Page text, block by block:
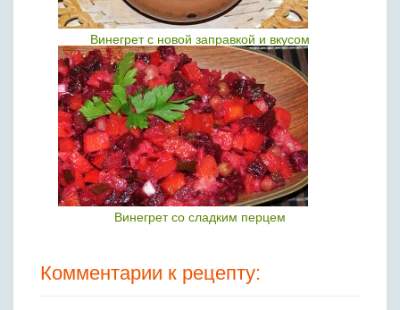
Винегрет с новой заправкой и вкусом
Винегрет со сладким перцем
Комментарии к рецепту: